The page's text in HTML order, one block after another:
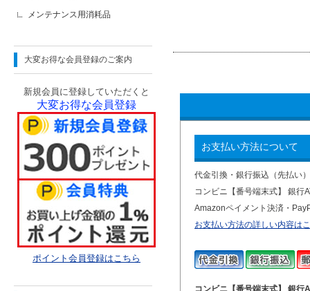
お支払い方法について
代金引換・銀行振込（先払い
コンビニ【番号端末式】 銀行
Amazonペイメント決済・
お支払い方法の詳しい内容は
コンビニ【番号端末式】 銀行
メンテナンス用消耗品
大変お得な会員登録のご案内
新規会員に登録していただくと
大変お得な会員登録
ポイント会員登録はこちら